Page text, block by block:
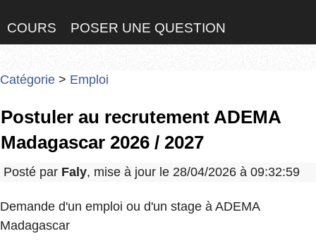
COURS POSER UNE QUESTION
Catégorie > Emploi
Postuler au recrutement ADEMA
Madagascar 2026 / 2027
Posté par Faly, mise à jour le 28/04/2026 à 09:32:59
Demande d'un emploi ou d'un stage à ADEMA
Madagascar